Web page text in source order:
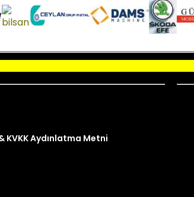
KVKK Aydınlatma Metni